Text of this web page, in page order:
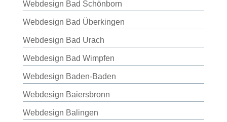
Webdesign Bad Schönborn
Webdesign Bad Überkingen
Webdesign Bad Urach
Webdesign Bad Wimpfen
Webdesign Baden-Baden
Webdesign Baiersbronn
Webdesign Balingen